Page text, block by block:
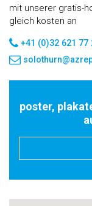
mit unserer gratis-
gleich kosten an
+41 (0)32 621 77
poster,